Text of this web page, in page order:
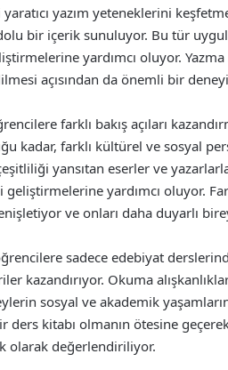
yazım yeteneklerini
bir içerik sunuluyor. Bu tür
yardımcı oluyor. Yazma
açısından da önemli bir
farklı bakış açıları
kadar, farklı kültürel ve sosyal
yansıtan eserler ve
yardımcı oluyor.
ve onları daha duyarlı
sadece edebiyat
kazandırıyor. Okuma
sosyal ve akademik
ders kitabı olmanın ötesine
olarak değerlendiriliyor.